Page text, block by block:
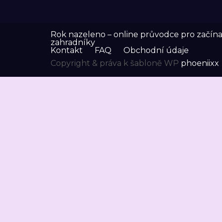
Rok nazeleno – online průvodce pro
zahradníky
Kontakt
FAQ
Obchodní údaje
Copyright & práva k šabloně WP phoeniixx